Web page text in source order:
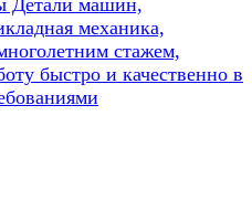
механика,
стажем,
быстро и качественно в